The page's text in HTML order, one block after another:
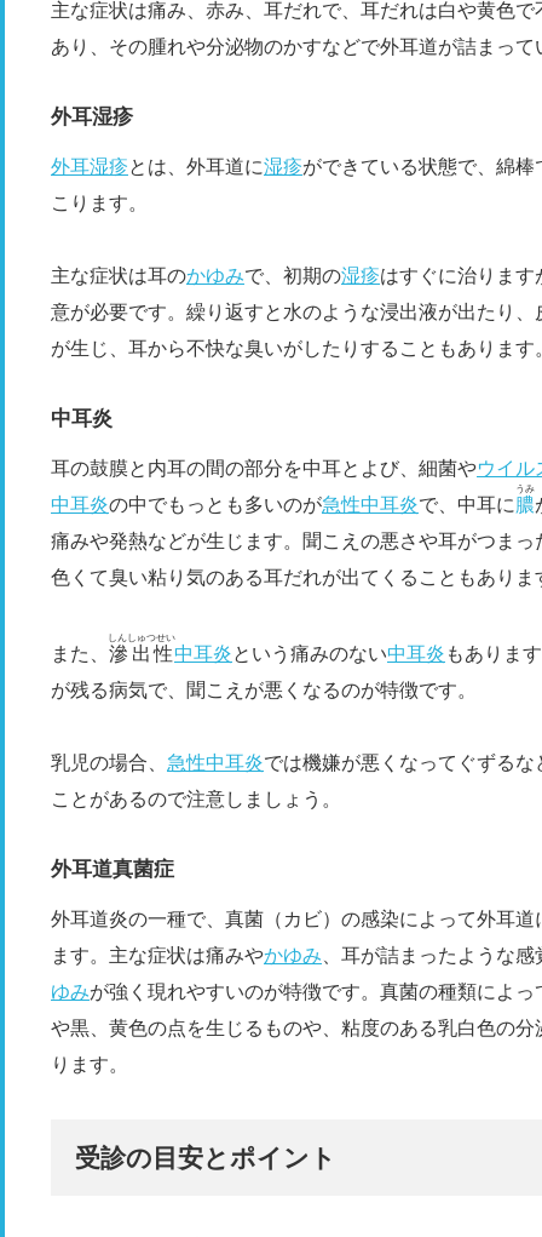
主な症状は痛み、赤み、耳だれで、耳だれは白や黄色
あり、その腫れや分泌物のかすなどで外耳道が詰まっ
外耳湿疹
外耳湿疹とは、外耳道に湿疹ができている状態で、綿
こります。
主な症状は耳のかゆみで、初期の湿疹はすぐに治りま
意が必要です。繰り返すと水のような浸出液が出たり
が生じ、耳から不快な臭いがしたりすることもあります
中耳炎
耳の鼓膜と内耳の間の部分を中耳とよび、細菌やウイル
中耳炎の中でもっとも多いのが急性中耳炎で、中耳に膿
うみ
痛みや発熱などが生じます。聞こえの悪さや耳がつま
色くて臭い粘り気のある耳だれが出てくることもありま
また、 滲出性
しんしゅつせい
中耳炎という痛みのない中耳炎 もありま
が残る病気で、聞こえが悪くなるのが特徴です。
乳児の場合、 急性中耳炎では機嫌が悪くなってぐずるな
ことがあるので注意しましょう。
外耳道真菌症
外耳道炎の一種で、真菌（カビ）の感染によって外耳
ます。主な症状は痛みやかゆみ 、耳が詰まったような
ゆみが強く現れやすいのが特徴です。真菌の種類によ
や黒、黄色の点を生じるものや、粘度のある乳白色の
ります。
受診の目安とポイント